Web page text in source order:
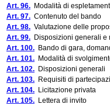
Art. 96. Modalità di
Art. 97. Contenuto del bando
Art. 98. Valutazione delle
Art. 99. Disposizioni generali e
Art. 100. Bando di gara,
Art. 101. Modalità di
Art. 102. Disposizioni generali
Art. 103. Requisiti di
Art. 104. Licitazione privata
Art. 105. Lettera di invito